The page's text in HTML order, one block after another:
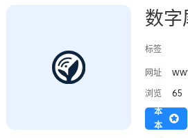
数
标签
网址
浏览 65
添
到
本
本